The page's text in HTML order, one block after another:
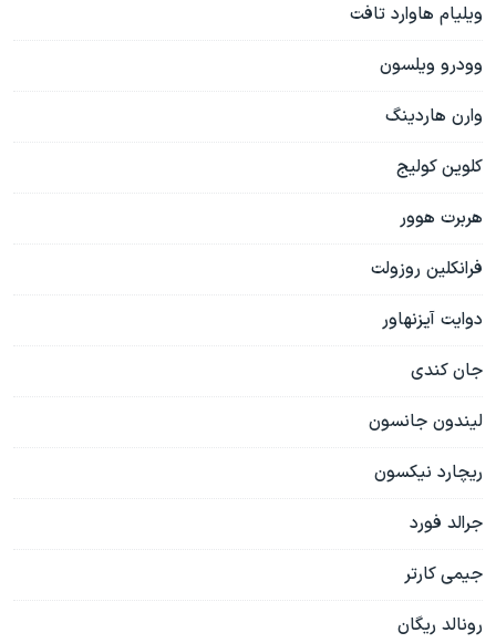
ویلیام هاوارد تافت
وودرو ویلسون
وارن هاردینگ
کلوین کولیج
هربرت هوور
فرانکلین روزولت
دوایت آیزنهاور
جان کندی
لیندون جانسون
ریچارد نیکسون
جرالد فورد
جیمی کارتر
رونالد ریگان